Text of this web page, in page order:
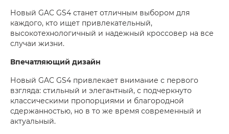
Новый GAC GS4 станет отличным выбором для
каждого, кто ищет привлекательный,
высокотехнологичный и надежный кроссовер на все
случаи жизни.
Впечатляющий дизайн
Новый GAC GS4 привлекает внимание с первого
взгляда: стильный и элегантный, с подчеркнуто
классическими пропорциями и благородной
сдержанностью, но в то же время современный и
актуальный.